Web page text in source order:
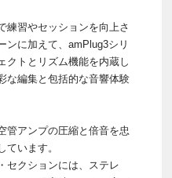
練習やセッションを向上さ
ンに加えて、amPlug3シリ
クトとリズム機能を内蔵し
な編集と包括的な音響体験
管アンプの圧縮と倍音を忠
います。
セクションには、ステレ